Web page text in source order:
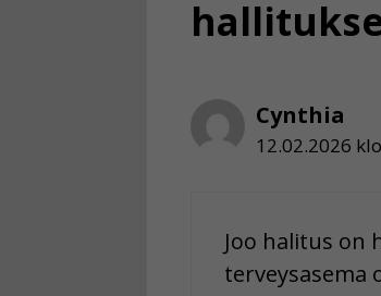
Cynthia
12.02.2026
Joo halitus on
terveysasema